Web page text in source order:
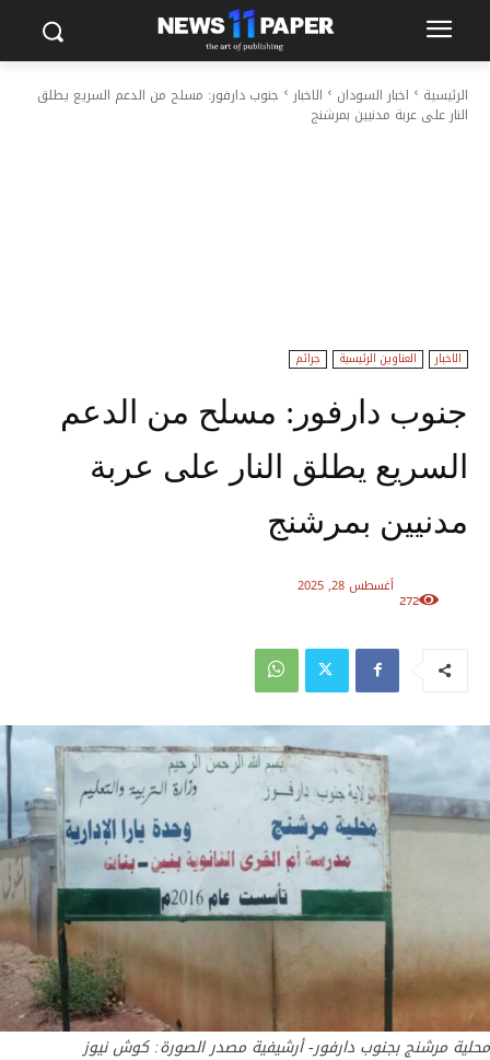
الرئيسية اخبار السودان الاخبار
جنوب دارفور: مسلح من الدعم السريع يطلق
النار على عربة مدنيين بمرشنج
الاخبار العناوين الرئيسية جرائم
جنوب دارفور: مسلح من الدعم
السريع يطلق النار على عربة
مدنيين بمرشنج
أغسطس 28, 2025
272
محلية مرشنج بجنوب دارفور- أرشيفية مصدر الصورة: كوش نيوز